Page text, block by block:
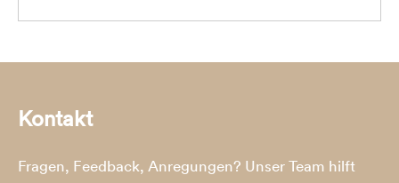
Kontakt
Fragen, Feedback, Anregungen? Unser Team hilft